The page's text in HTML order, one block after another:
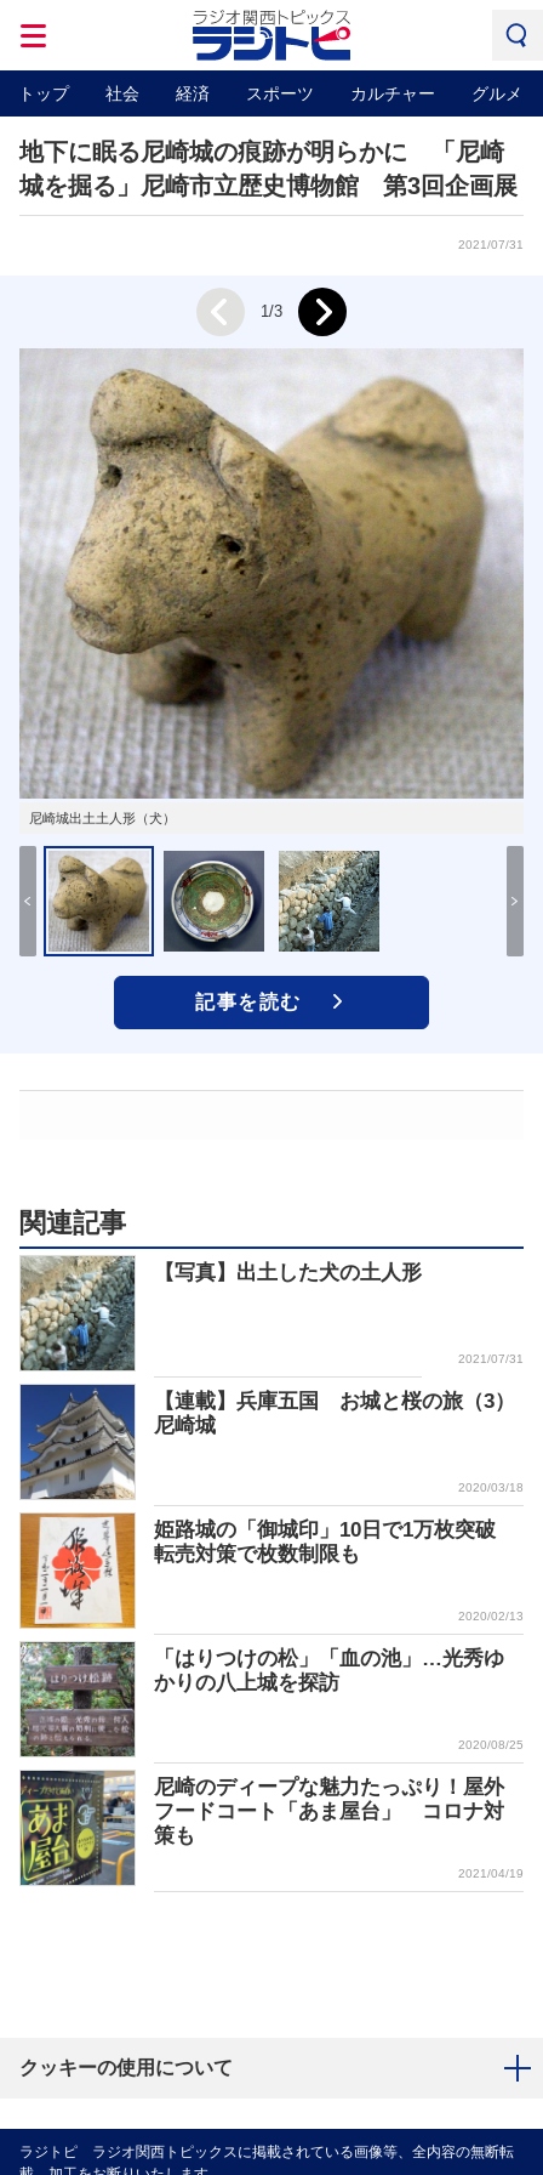
トップ 社会 経済 スポーツ カルチャー グルメ
地下に眠る尼崎城の痕跡が明らかに 「尼崎
城を掘る」尼崎市立歴史博物館 第3回企画展
2021/07/31
尼崎城出土土人形（犬）
Prev 1/3 Next
記事を読む
関連記事
【写真】出土した犬の土人形
2021/07/31
【連載】兵庫五国 お城と桜の旅（3）
尼崎城
2020/03/18
姫路城の「御城印」10日で1万枚突破
転売対策で枚数制限も
2020/02/13
「はりつけの松」「血の池」…光秀ゆ
かりの八上城を探訪
2020/08/25
尼崎のディープな魅力たっぷり！屋外
フードコート「あま屋台」 コロナ対
策も
2021/04/19
クッキーの使用について
ラジトピ ラジオ関西トピックスに掲載されている画像等、全内容の無断転